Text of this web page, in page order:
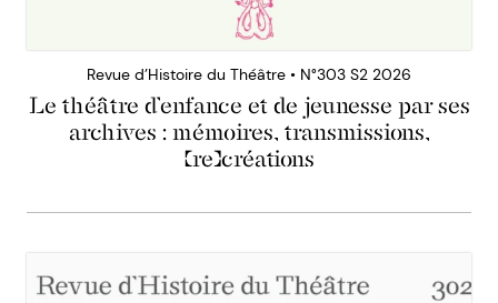
Revue d’Histoire du Théâtre • N°303 S2 2026
Le théâtre d’enfance et de jeunesse par ses
archives : mémoires, transmissions,
(re)créations